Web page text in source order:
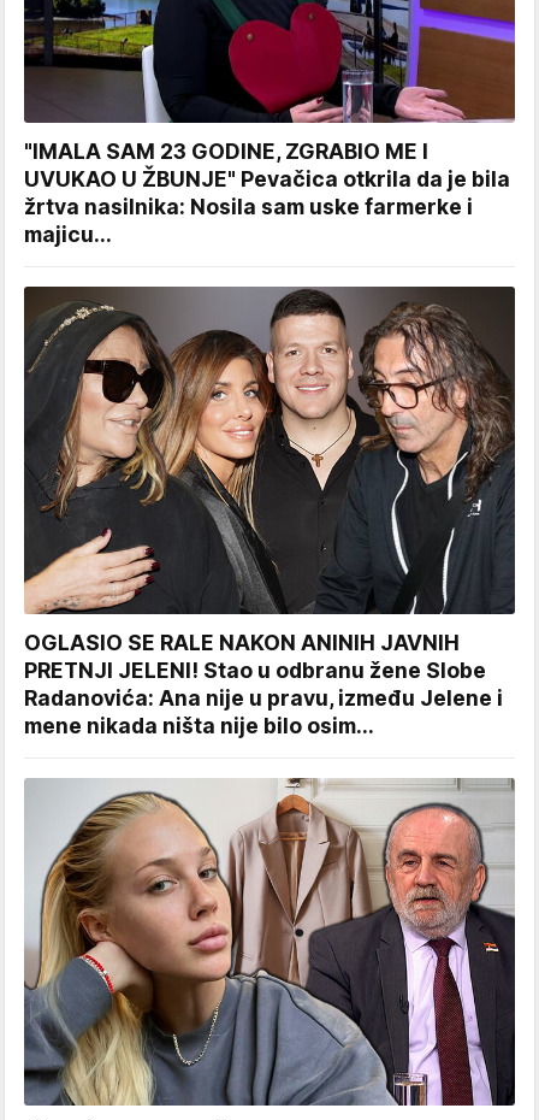
"IMALA SAM 23 GODINE, ZGRABIO ME I
UVUKAO U ŽBUNJE" Pevačica otkrila da je bila
žrtva nasilnika: Nosila sam uske farmerke i
majicu...
OGLASIO SE RALE NAKON ANINIH JAVNIH
PRETNJI JELENI! Stao u odbranu žene Slobe
Radanovića: Ana nije u pravu, između Jelene i
mene nikada ništa nije bilo osim...